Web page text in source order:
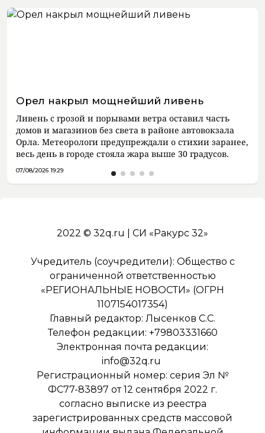
Орел накрыл мощнейший ливень
Ливень с грозой и порывами ветра оставил часть
домов и магазинов без света в районе автовокзала
Орла. Метеорологи предупреждали о стихии заранее,
весь день в городе стояла жара выше 30 градусов.
07/08/2026 19:29
2022 © 32q.ru | СИ «Ракурс 32»
Учредитель (соучредители): Общество с
ограниченной ответственностью
«РЕГИОНАЛЬНЫЕ НОВОСТИ» (ОГРН
1107154017354)
Главный редактор: Лысенков С.С.
Телефон редакции: +79803331660
Электронная почта редакции:
info@32q.ru
Регистрационный номер: серия Эл №
ФС77-83897 от 12 сентября 2022 г.
согласно выписке из реестра
зарегистрированных средств массовой